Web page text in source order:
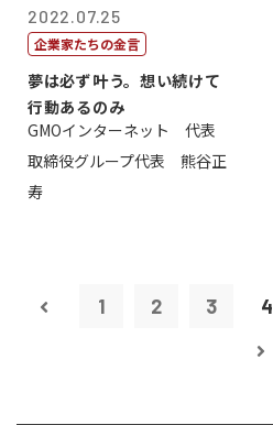
2022.07.25
企業家たちの金言
夢は必ず叶う。想い続けて
行動あるのみ
GMOインターネット 代表
取締役グループ代表 熊谷正
寿
1 2 3 4